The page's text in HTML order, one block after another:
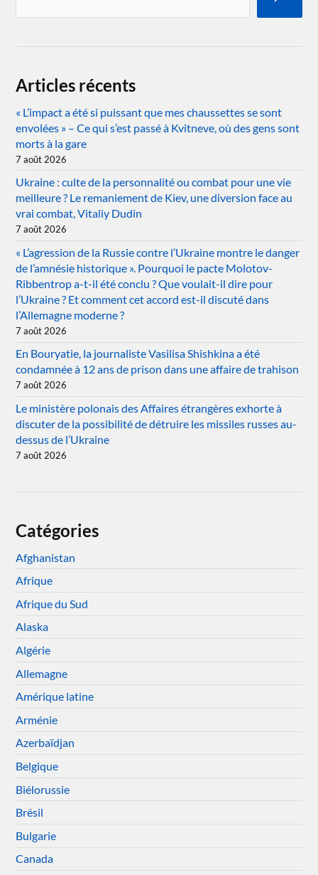
Articles récents
« L’impact a été si puissant que mes chaussettes se sont
envolées » – Ce qui s’est passé à Kvitneve, où des gens sont
morts à la gare
7 août 2026
Ukraine : culte de la personnalité ou combat pour une vie
meilleure ? Le remaniement de Kiev, une diversion face au
vrai combat, Vitaliy Dudin
7 août 2026
« L’agression de la Russie contre l’Ukraine montre le danger
de l’amnésie historique ». Pourquoi le pacte Molotov-
Ribbentrop a-t-il été conclu ? Que voulait-il dire pour
l’Ukraine ? Et comment cet accord est-il discuté dans
l’Allemagne moderne ?
7 août 2026
En Bouryatie, la journaliste Vasilisa Shishkina a été
condamnée à 12 ans de prison dans une affaire de trahison
7 août 2026
Le ministère polonais des Affaires étrangères exhorte à
discuter de la possibilité de détruire les missiles russes au-
dessus de l’Ukraine
7 août 2026
Catégories
Afghanistan
Afrique
Afrique du Sud
Alaska
Algérie
Allemagne
Amérique latine
Arménie
Azerbaïdjan
Belgique
Biélorussie
Brésil
Bulgarie
Canada